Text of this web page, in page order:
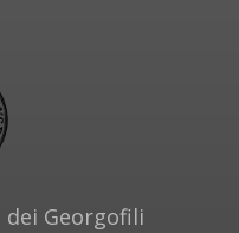
dei Georgofili